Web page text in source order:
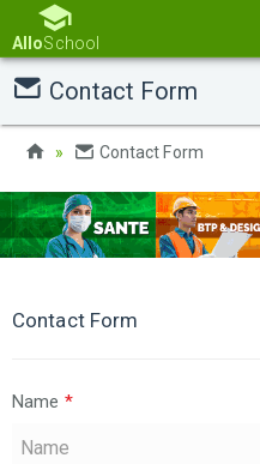
AlloSchool
Contact Form
Contact Form
Contact Form
Name *